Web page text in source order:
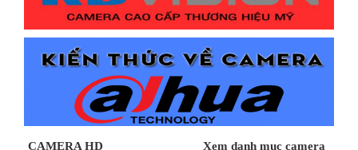
CAMERA HD
Xem danh mục camera